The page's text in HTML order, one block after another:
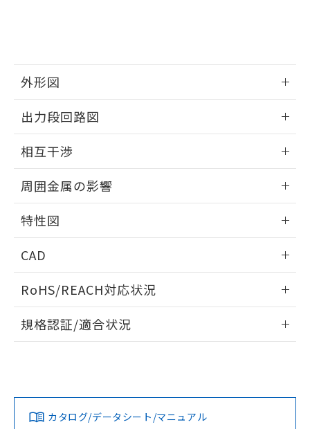
外形図
外形図
出力段回路図
出力段回路図
タイムチャート
相互干渉
相互干渉
A: 30mm以上、B: 20mm以上
周囲金属の影響
周囲金属の影響
特性図
検出物体の大きさと材質による影響
CAD
ドすることができます。
ログイン/会員登録
ダウンロードデータをご利用いただく前に、以下を必ずお読
みください。
ソフトウェアの使用条件
RoHS/REACH対応状況
EU RoHS 注意事項・凡例
対応済み
規格認証/適合状況
カタログ/データシート/マニュアル
をご了承ください。
※当社の共同利用者とは、
下記の非含有証明書をダウンロードするこ
とができます。
EU RoHS指令（10物質）の非含有証明書
51物質の非含有証明書（当社基準）
※本証明書は発行日時点で非含有を証明す
るもので、過去に遡って非含有を証明する
ものではありません。
また、RoHS指令のフタル酸エステル類４
欄に対応日を記載しておりました。
既に当社にて対応品への在庫切替を完了
り、2022年1月12日より割愛しておりま
す。